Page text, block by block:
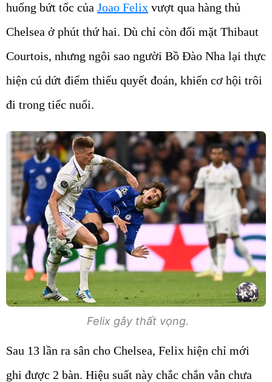
huống bứt tốc của Joao Felix vượt qua hàng thủ
Chelsea ở phút thứ hai. Dù chỉ còn đối mặt Thibaut
Courtois, nhưng ngôi sao người Bồ Đào Nha lại thực
hiện cú dứt điểm thiếu quyết đoán, khiến cơ hội trôi
đi trong tiếc nuối.
Felix gây thất vọng.
Sau 13 lần ra sân cho Chelsea, Felix hiện chỉ mới
ghi được 2 bàn. Hiệu suất này chắc chắn vẫn chưa